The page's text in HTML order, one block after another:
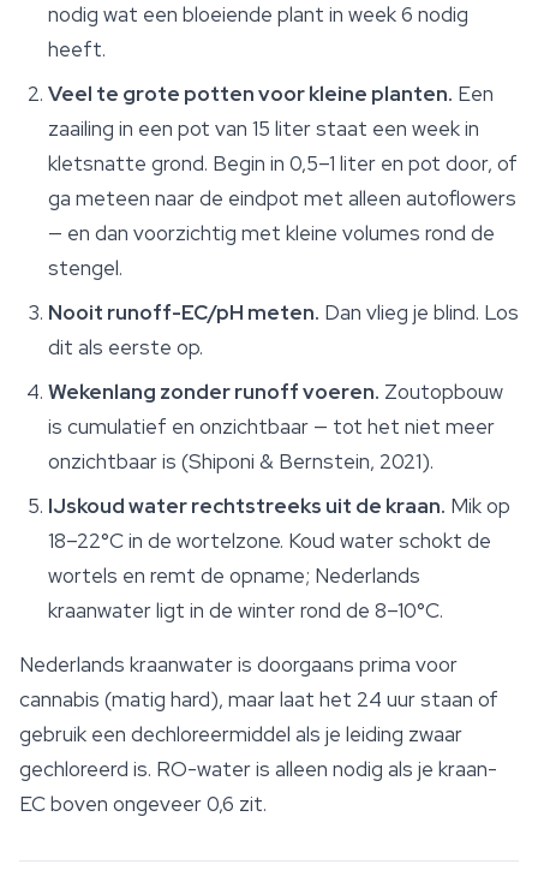
nodig wat een bloeiende plant in week 6 nodig
heeft.
Veel te grote potten voor kleine planten. Een
zaailing in een pot van 15 liter staat een week in
kletsnatte grond. Begin in 0,5–1 liter en pot door, of
ga meteen naar de eindpot met alleen autoflowers
— en dan voorzichtig met kleine volumes rond de
stengel.
Nooit runoff-EC/pH meten. Dan vlieg je blind. Los
dit als eerste op.
Wekenlang zonder runoff voeren. Zoutopbouw
is cumulatief en onzichtbaar — tot het niet meer
onzichtbaar is (Shiponi & Bernstein, 2021).
IJskoud water rechtstreeks uit de kraan. Mik op
18–22°C in de wortelzone. Koud water schokt de
wortels en remt de opname; Nederlands
kraanwater ligt in de winter rond de 8–10°C.
Nederlands kraanwater is doorgaans prima voor
cannabis (matig hard), maar laat het 24 uur staan of
gebruik een dechloreermiddel als je leiding zwaar
gechloreerd is. RO-water is alleen nodig als je kraan-
EC boven ongeveer 0,6 zit.